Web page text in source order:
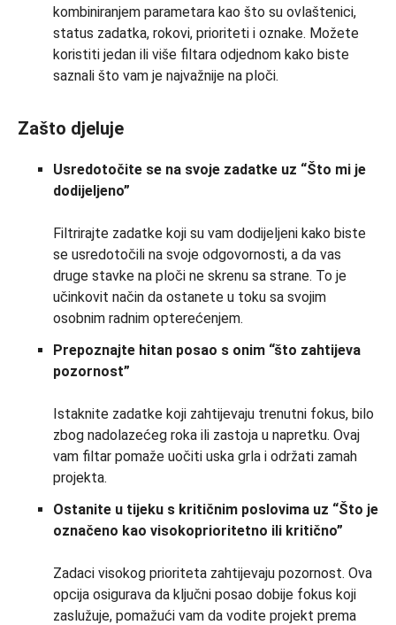
kombiniranjem parametara kao što su ovlaštenici,
status zadatka, rokovi, prioriteti i oznake. Možete
koristiti jedan ili više filtara odjednom kako biste
saznali što vam je najvažnije na ploči.
Zašto djeluje
Usredotočite se na svoje zadatke uz “Što mi je
dodijeljeno”
Filtrirajte zadatke koji su vam dodijeljeni kako biste
se usredotočili na svoje odgovornosti, a da vas
druge stavke na ploči ne skrenu sa strane. To je
učinkovit način da ostanete u toku sa svojim
osobnim radnim opterećenjem.
Prepoznajte hitan posao s onim “što zahtijeva
pozornost”
Istaknite zadatke koji zahtijevaju trenutni fokus, bilo
zbog nadolazećeg roka ili zastoja u napretku. Ovaj
vam filtar pomaže uočiti uska grla i održati zamah
projekta.
Ostanite u tijeku s kritičnim poslovima uz “Što je
označeno kao visokoprioritetno ili kritično”
Zadaci visokog prioriteta zahtijevaju pozornost. Ova
opcija osigurava da ključni posao dobije fokus koji
zaslužuje, pomažući vam da vodite projekt prema